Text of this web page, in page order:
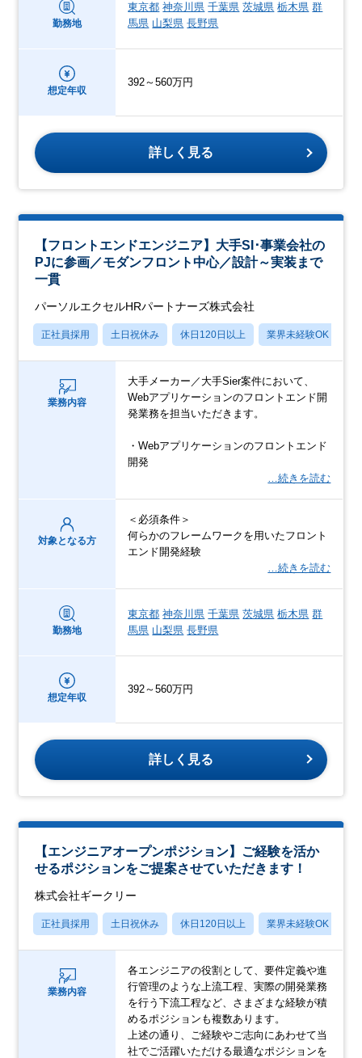
勤務地
東京都 神奈川県 千葉県 茨城県 栃木県 群
馬県 山梨県 長野県
想定年収
392～560万円
詳しく見る
【フロントエンドエンジニア】大手SI･事業会社の
PJに参画／モダンフロント中心／設計～実装まで
一貫
パーソルエクセルHRパートナーズ株式会社
正社員採用 土日祝休み 休日120日以上 業界未経験OK
業務内容
大手メーカー／大手Sier案件において、
Webアプリケーションのフロントエンド開
発業務を担当いただきます。
・Webアプリケーションのフロントエンド
開発
…続きを読む
対象となる方
＜必須条件＞
何らかのフレームワークを用いたフロント
エンド開発経験
…続きを読む
勤務地
東京都 神奈川県 千葉県 茨城県 栃木県 群
馬県 山梨県 長野県
想定年収
392～560万円
詳しく見る
【エンジニアオープンポジション】ご経験を活か
せるポジションをご提案させていただきます！
株式会社ギークリー
正社員採用 土日祝休み 休日120日以上 業界未経験OK
業務内容
各エンジニアの役割として、要件定義や進
行管理のような上流工程、実際の開発業務
を行う下流工程など、さまざまな経験が積
めるポジションも複数あります。
上述の通り、ご経験やご志向にあわせて当
社でご活躍いただける最適なポジションを